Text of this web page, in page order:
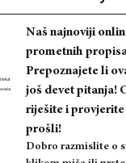
Naš najnoviji
prometnih
Prepoznajete li
još devet pitanja!
riješite i
prošli!
Dobro razmislite o